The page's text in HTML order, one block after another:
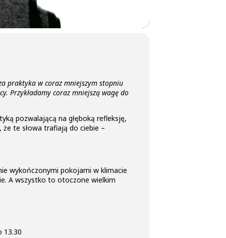
praktyka w coraz mniejszym stopniu
Przykładamy coraz mniejszą wagę do
pozwalającą na głęboką refleksję,
że te słowa trafiają do ciebie –
wykończonymi pokojami w klimacie
A wszystko to otoczone wielkim
13.30